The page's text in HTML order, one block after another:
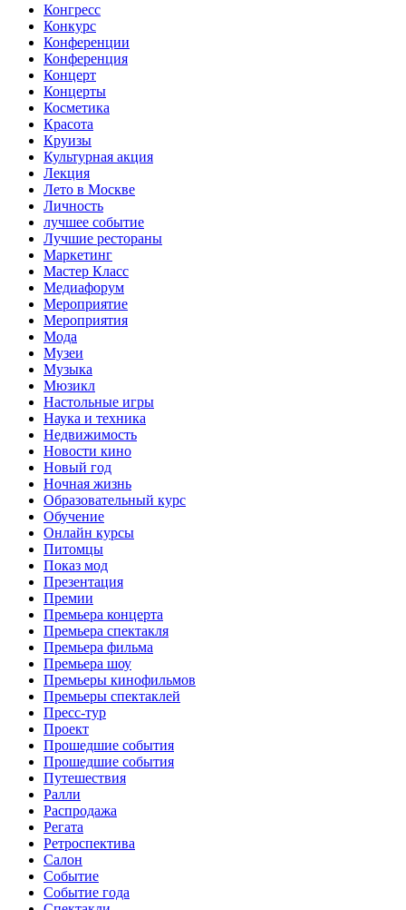
Конгресс
Конкурс
Конференции
Конференция
Концерт
Концерты
Косметика
Красота
Круизы
Культурная акция
Лекция
Лето в Москве
Личность
лучшее событие
Лучшие рестораны
Маркетинг
Мастер Класс
Медиафорум
Мероприятие
Мероприятия
Мода
Музеи
Музыка
Мюзикл
Настольные игры
Наука и техника
Недвижимость
Новости кино
Новый год
Ночная жизнь
Образовательный курс
Обучение
Онлайн курсы
Питомцы
Показ мод
Презентация
Премии
Премьера концерта
Премьера спектакля
Премьера фильма
Премьера шоу
Премьеры кинофильмов
Премьеры спектаклей
Пресс-тур
Проект
Прошедшие события
Прошедшие события
Путешествия
Ралли
Распродажа
Регата
Ретроспектива
Салон
Событие
Событие года